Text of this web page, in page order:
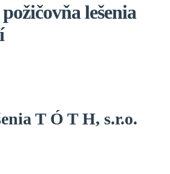
lešenia
T Ó T H, s.r.o.